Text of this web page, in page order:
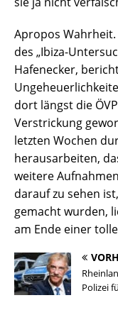
Apropos
des „Ibiza-
Hafenecker,
dort längst die
Verstrickung
letzten Wochen
herausarbeiten,
weitere
darauf zu sehen
gemacht wurden,
am Ende einer
Polizei